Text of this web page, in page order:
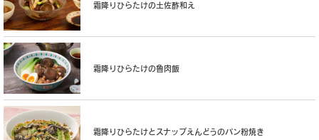
霜降りひらたけの土佐酢和え
霜降りひらたけの魯肉飯
霜降りひらたけとスナップえんどうのパン粉焼き